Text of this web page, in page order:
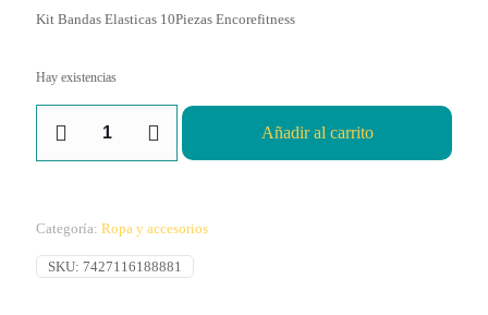
Kit Bandas Elasticas 10Piezas Encorefitness
Hay existencias
Añadir al carrito
Categoría: Ropa y accesorios
SKU: 7427116188881